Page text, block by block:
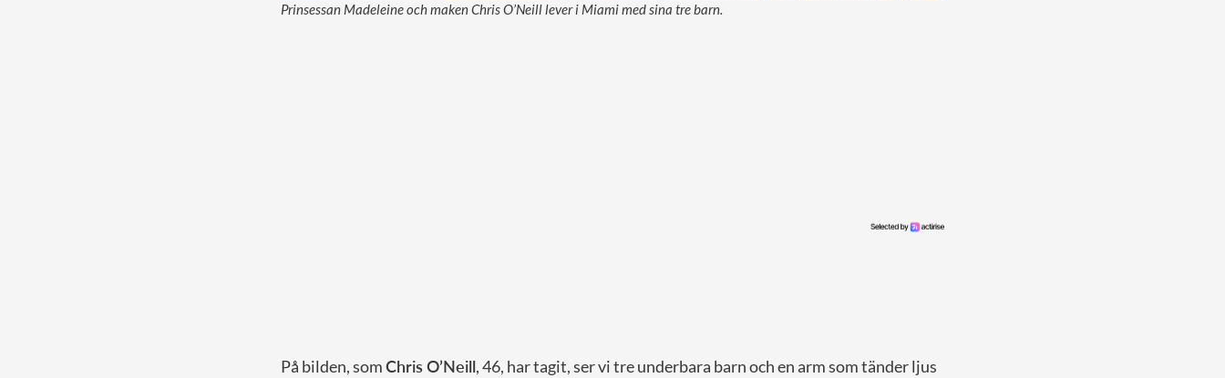
Prinsessan Madeleine och maken Chris O’Neill lever i Miami med sina tre barn.
På bilden, somChris O’Neill, 46, har tagit, ser vi tre underbara barn och en arm som tänder ljus